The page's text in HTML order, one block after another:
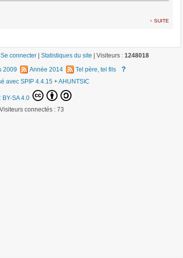
suite
Se connecter|Statistiques du site|Visiteurs :1248018
2009 Année 2014 Tel père, tel fils ?
avec SPIP 4.4.15+AHUNTSIC
BY-SA 4.0
connectés :73